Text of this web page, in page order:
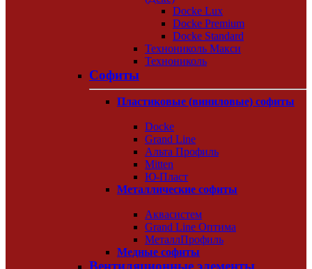
Docke Lux
Docke Premium
Docke Standard
Технониколь Макси
Технониколь
Софиты
Пластиковые (виниловые) софиты
Docke
Grand Line
Альта Профиль
Mitten
Ю-Пласт
Металлические софиты
Аквасистем
Grand Line Оптима
МеталлПрофиль
Медные софиты
Вентиляционные элементы